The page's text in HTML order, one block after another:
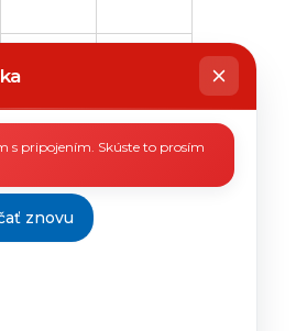
09.12.2022 7.12.2022
01.06.2022
s pripojením. Skúste to prosím
znovu